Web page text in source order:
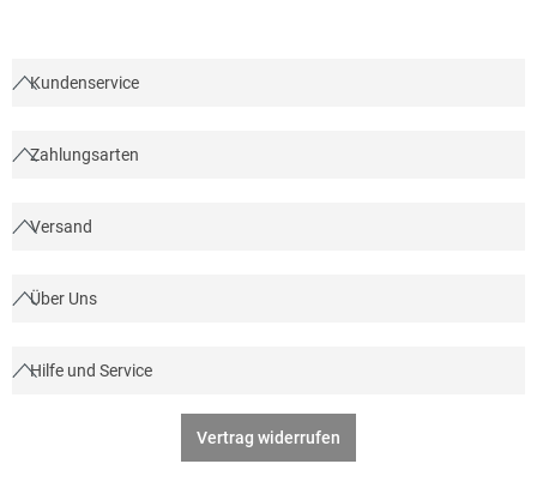
Kundenservice
Zahlungsarten
Versand
Über Uns
Hilfe und Service
Vertrag widerrufen